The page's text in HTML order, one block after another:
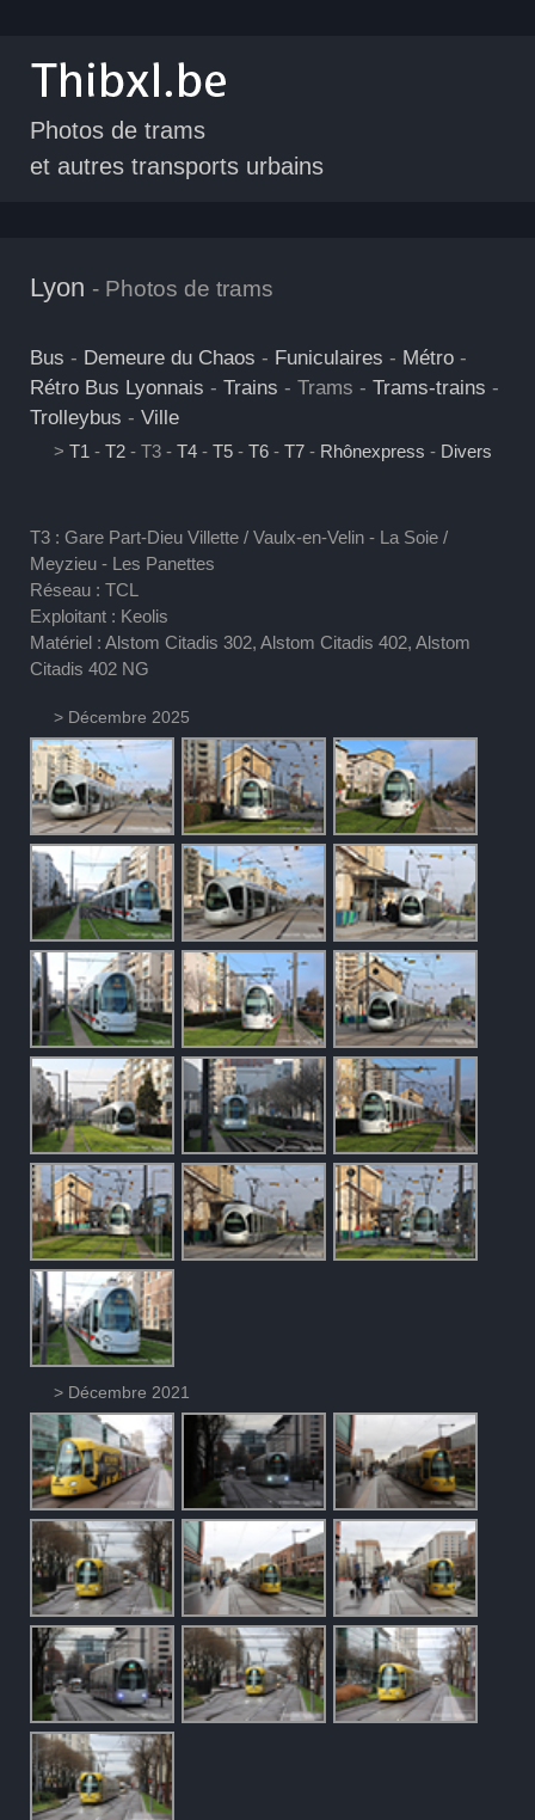
Photos de trams
et autres transports urbains
Lyon - Photos de trams
Bus - Demeure du Chaos - Funiculaires - Métro -
Rétro Bus Lyonnais - Trains - Trams - Trams-trains -
Trolleybus - Ville
> T1 - T2 - T3 - T4 - T5 - T6 - T7 - Rhônexpress - Divers
T3 : Gare Part-Dieu Villette / Vaulx-en-Velin - La Soie /
Meyzieu - Les Panettes
Réseau : TCL
Exploitant : Keolis
Matériel : Alstom Citadis 302, Alstom Citadis 402, Alstom
Citadis 402 NG
> Décembre 2025
> Décembre 2021